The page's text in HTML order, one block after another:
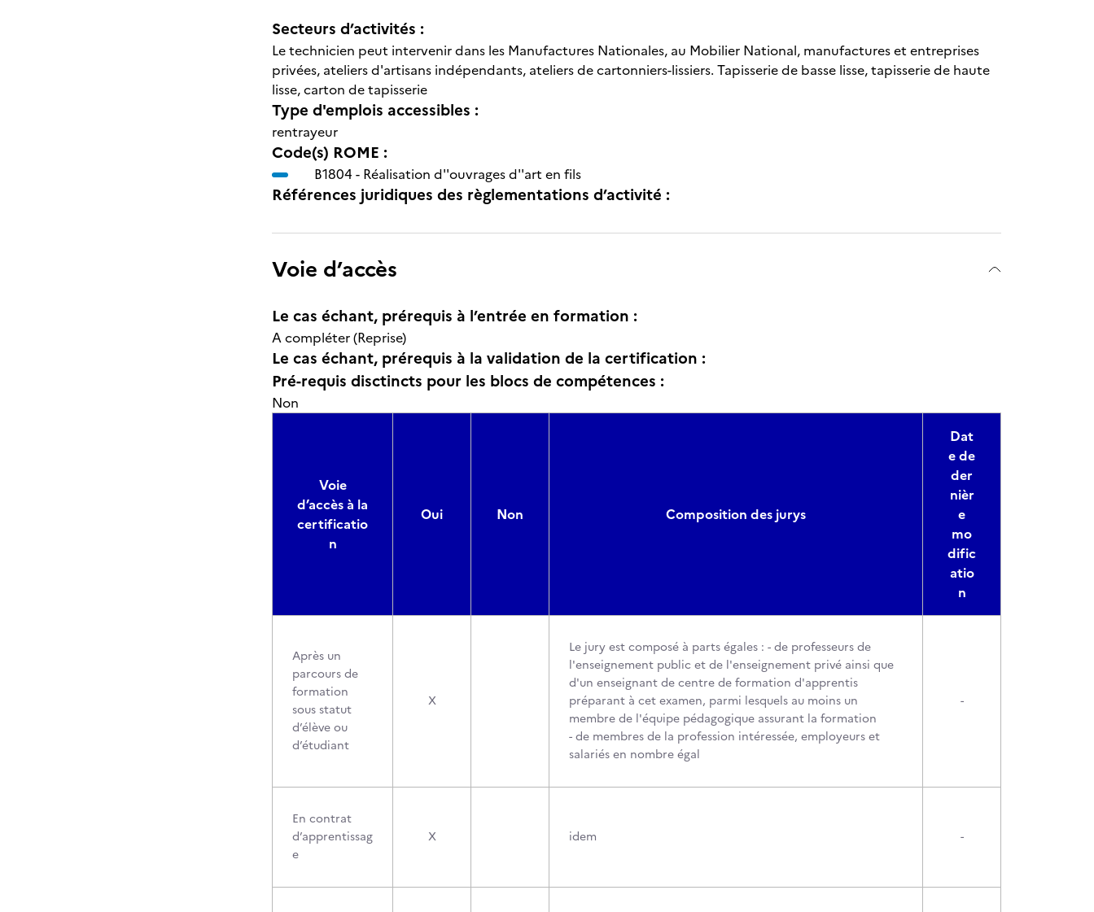
Secteurs d’activités :
Le technicien peut intervenir dans les Manufactures Nationales, au Mobilier National, manufactures et entreprises
privées, ateliers d'artisans indépendants, ateliers de cartonniers-lissiers. Tapisserie de basse lisse, tapisserie de haute
lisse, carton de tapisserie
Type d'emplois accessibles :
rentrayeur
Code(s) ROME :
B1804 - Réalisation d''ouvrages d''art en fils
Références juridiques des règlementations d’activité :
Voie d’accès
Le cas échant, prérequis à l’entrée en formation :
A compléter (Reprise)
Le cas échant, prérequis à la validation de la certification :
Pré-requis disctincts pour les blocs de compétences :
Non
Voie
d’accès à la
certificatio
n
Oui Non Composition des jurys
Dat
e de
der
nièr
e
mo
dific
atio
n
Après un
parcours de
formation
sous statut
d’élève ou
d’étudiant
X
Le jury est composé à parts égales : - de professeurs de
l'enseignement public et de l'enseignement privé ainsi que
d'un enseignant de centre de formation d'apprentis
préparant à cet examen, parmi lesquels au moins un
membre de l'équipe pédagogique assurant la formation
- de membres de la profession intéressée, employeurs et
salariés en nombre égal
-
En contrat
d’apprentissag
e
X idem -